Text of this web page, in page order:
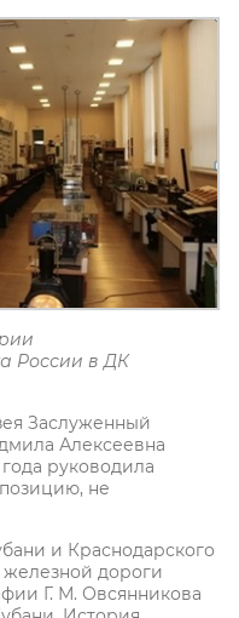
России в ДК
Заслуженный
Алексеевна
руководила
не
и Краснодарского
дороги
Г. М. Овсянникова